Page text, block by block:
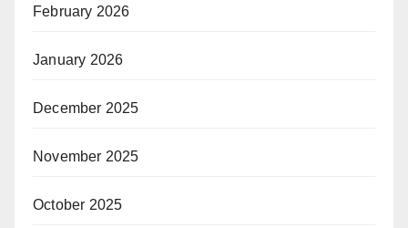
February 2026
January 2026
December 2025
November 2025
October 2025